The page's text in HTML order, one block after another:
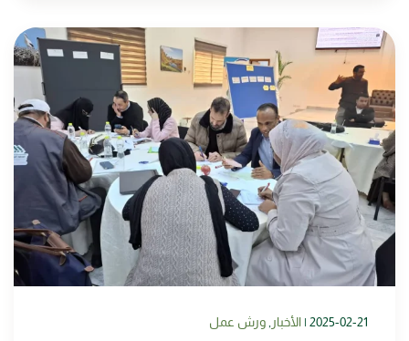
2025-02-21
| الأخبار ورش عمل